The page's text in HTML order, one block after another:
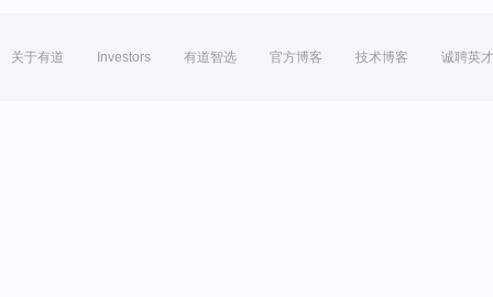
关于有道 Investors 有道智选 官方博客 技术博客 诚聘英才